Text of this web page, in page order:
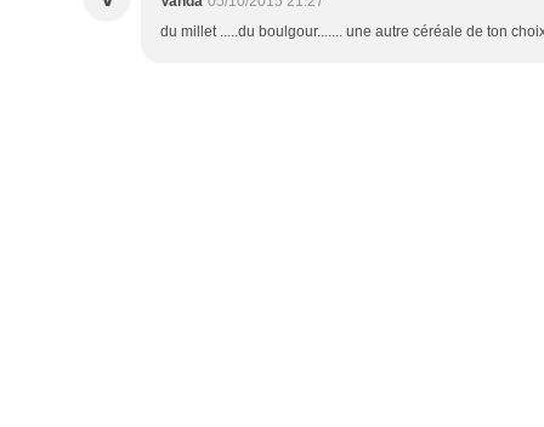
du millet .....du boulgour....... une autre céréale de ton